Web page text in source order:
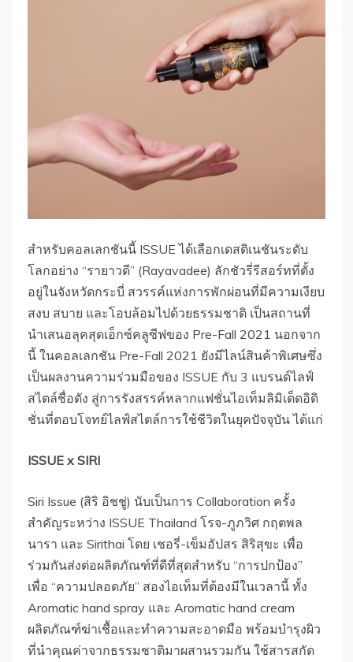
สำหรับคอลเลกชันนี้ ISSUE ได้เลือกเดสติเนชันระดับ
โลกอย่าง “รายาวดี” (Rayavadee) ลักชัวรี่รีสอร์ทที่ตั้ง
อยู่ในจังหวัดกระบี่ สวรรค์แห่งการพักผ่อนที่มีความเงียบ
สงบ สบาย และโอบล้อมไปด้วยธรรมชาติ เป็นสถานที่
นำเสนอลุคสุดเอ็กซ์คลูซีฟของ Pre-Fall 2021 นอกจาก
นี้ ในคอลเลกชัน Pre-Fall 2021 ยังมีไลน์สินค้าพิเศษซึ่ง
เป็นผลงานความร่วมมือของ ISSUE กับ 3 แบรนด์ไลฟ์
สไตล์ชื่อดัง สู่การรังสรรค์หลากแฟชั่นไอเท็มลิมิเต็ดอิดิ
ชั่นที่ตอบโจทย์ไลฟ์สไตล์การใช้ชีวิตในยุคปัจจุบัน ได้แก่
ISSUE x SIRI
Siri Issue (สิริ อิชชู่) นับเป็นการ Collaboration ครั้ง
สำคัญระหว่าง ISSUE Thailand โรจ-ภูภวิศ กฤตพล
นารา และ Sirithai โดย เชอรี่-เข็มอัปสร สิริสุขะ เพื่อ
ร่วมกันส่งต่อผลิตภัณฑ์ที่ดีที่สุดสำหรับ “การปกป้อง”
เพื่อ “ความปลอดภัย” สองไอเท็มที่ต้องมีในเวลานี้ ทั้ง
Aromatic hand spray และ Aromatic hand cream
ผลิตภัณฑ์ฆ่าเชื้อและทำความสะอาดมือ พร้อมบำรุงผิว
ที่นำคุณค่าจากธรรมชาติมาผสานรวมกัน ใช้สารสกัด